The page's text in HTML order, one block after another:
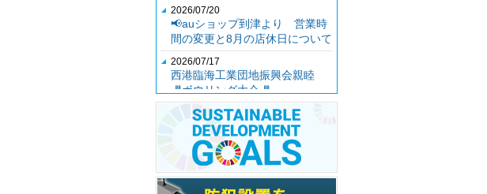
2026/07/20
📢auショップ到津より 営業時
間の変更と8月の店休日について
2026/07/17
西港臨海工業団地振興会親睦
🎳ボウリング大会🎳
2026/07/04
第３５期社員総会
2026/06/26
auショップ到津より7月店休日
のお知らせ📢